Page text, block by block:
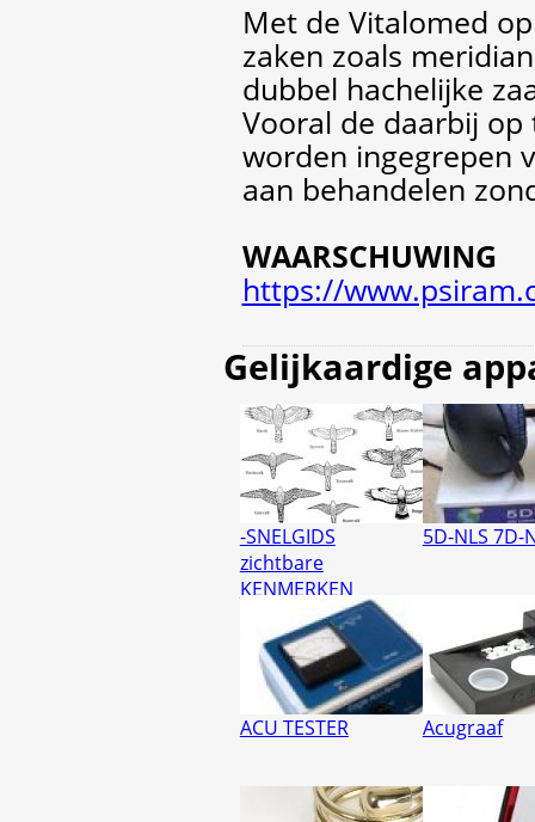
Met de Vitalomed
zaken zoals
dubbel hachelijke
Vooral de daarbij
worden ingegrepen
aan behandelen
WAARSCHUWING
https://
Gelijkaardige
-SNELGIDS
zichtbare
KENMERKEN
5D-NLS 7D-
ACU TESTER Acugraaf